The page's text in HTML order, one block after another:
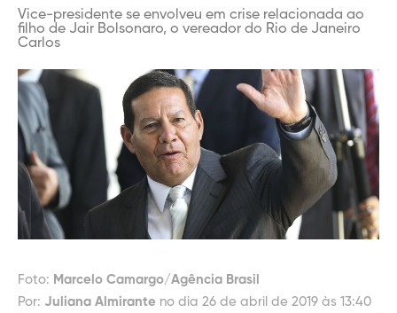
Vice-presidente se envolveu em crise relacionada ao
filho de Jair Bolsonaro, o vereador do Rio de Janeiro
Carlos
Foto: Marcelo Camargo/Agência Brasil
Por: Juliana Almirante no dia 26 de abril de 2019 às 13:40